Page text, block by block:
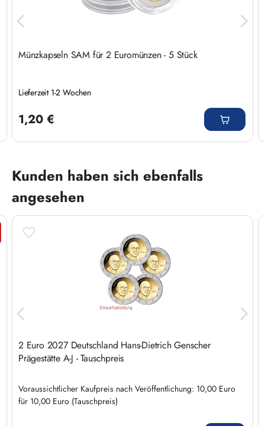
Münzkapseln SAM für 2 Euromünzen - 5 Stück
Lieferzeit 1-2 Wochen
1,20 €
Produktgalerie überspringen
Kunden haben sich ebenfalls
angesehen
2 Euro 2027 Deutschland Hans-Dietrich Genscher
Prägestätte A-J - Tauschpreis
Voraussichtlicher Kaufpreis nach Veröffentlichung: 10,00 Euro
für 10,00 Euro (Tauschpreis)